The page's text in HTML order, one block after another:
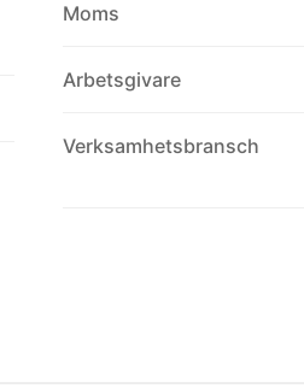
Moms
Arbetsgivare
Verksamhetsbransch